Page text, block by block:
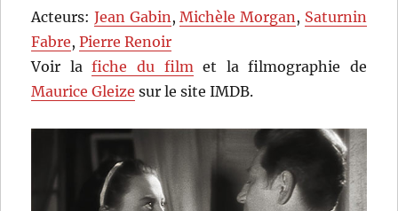
Acteurs: Jean Gabin,Michèle Morgan, Saturnin
Fabre,Pierre Renoir
Voir lafiche du filmet la filmographie de
Maurice Gleize sur le site IMDB.